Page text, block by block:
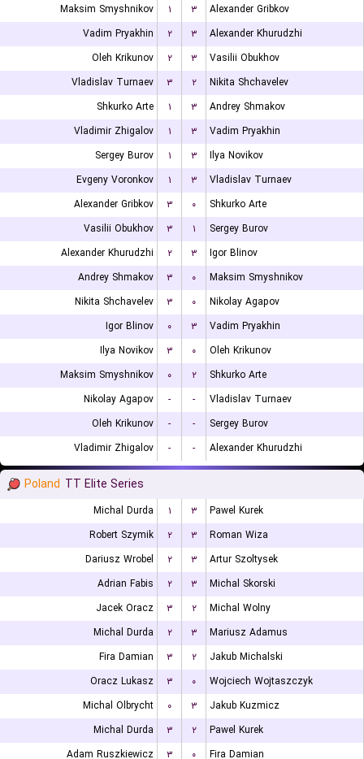
Maksim Smyshnikov
۱ ۳
Alexander Gribkov
Vadim Pryakhin
۲ ۳
Alexander Khurudzhi
Oleh Krikunov
۲ ۳
Vasilii Obukhov
Vladislav Turnaev
۳ ۲
Nikita Shchavelev
Shkurko Arte
۱ ۳
Andrey Shmakov
Vladimir Zhigalov
۱ ۳
Vadim Pryakhin
Sergey Burov
۱ ۳
Ilya Novikov
Evgeny Voronkov
۱ ۳
Vladislav Turnaev
Alexander Gribkov
۳ ۰
Shkurko Arte
Vasilii Obukhov
۳ ۱
Sergey Burov
Alexander Khurudzhi
۲ ۳
Igor Blinov
Andrey Shmakov
۳ ۰
Maksim Smyshnikov
Nikita Shchavelev
۳ ۰
Nikolay Agapov
Igor Blinov
۰ ۳
Vadim Pryakhin
Ilya Novikov
۳ ۰
Oleh Krikunov
Maksim Smyshnikov
۰ ۲
Shkurko Arte
Nikolay Agapov
- -
Vladislav Turnaev
Oleh Krikunov
- -
Sergey Burov
Vladimir Zhigalov
- - Alexander Khurudzhi
Poland TT Elite Series
Michal Durda ۱ ۳
Pawel Kurek
Robert Szymik
۲ ۳
Roman Wiza
Dariusz Wrobel
۲ ۳
Artur Szoltysek
Adrian Fabis
۲ ۳
Michal Skorski
Jacek Oracz
۳ ۲
Michal Wolny
Michal Durda
۲ ۳
Mariusz Adamus
Fira Damian
۳ ۲
Jakub Michalski
Oracz Lukasz
۳ ۰
Wojciech Wojtaszczyk
Michal Olbrycht
۰ ۳
Jakub Kuzmicz
Michal Durda
۳ ۲
Pawel Kurek
Adam Ruszkiewicz
۳ ۰ Fira Damian